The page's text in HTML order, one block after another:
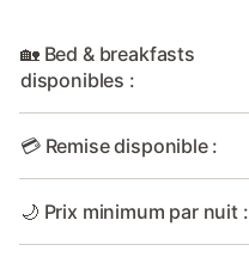
🏡 Bed & breakfasts
disponibles :
💳 Remise disponible :
🌙 Prix minimum par nuit :